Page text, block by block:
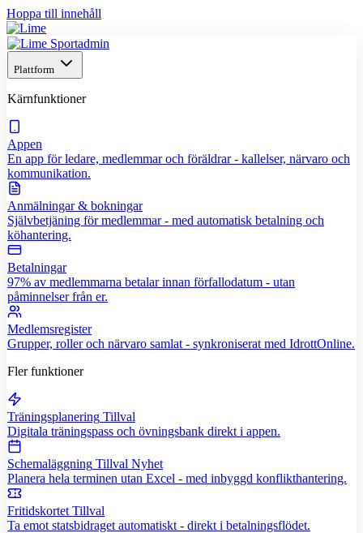
Hoppa till innehåll
Plattform
Kärnfunktioner
Appen
En app för ledare, medlemmar och föräldrar - kallelser, närvaro och
kommunikation.
Anmälningar & bokningar
Självbetjäning för medlemmar - med automatisk betalning och
köhantering.
Betalningar
97% av medlemmarna betalar innan förfallodatum - utan
påminnelser från er.
Medlemsregister
Grupper, roller och närvaro samlat - synkroniserat med IdrottOnline.
Fler funktioner
Träningsplanering Tillval
Digitala träningspass och övningsbank direkt i appen.
Schemaläggning Tillval Nyhet
Planera hela terminen utan Excel - med inbyggd konflikthantering.
Fritidskortet Tillval
Ta emot statsbidraget automatiskt - direkt i betalningsflödet.